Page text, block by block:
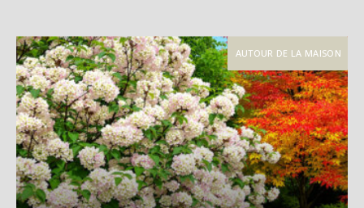
AUTOUR DE LA MAISON